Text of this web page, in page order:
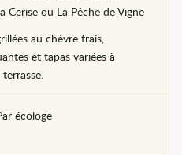
ou La Pêche de Vigne
au chèvre frais,
et tapas variées à
écologe